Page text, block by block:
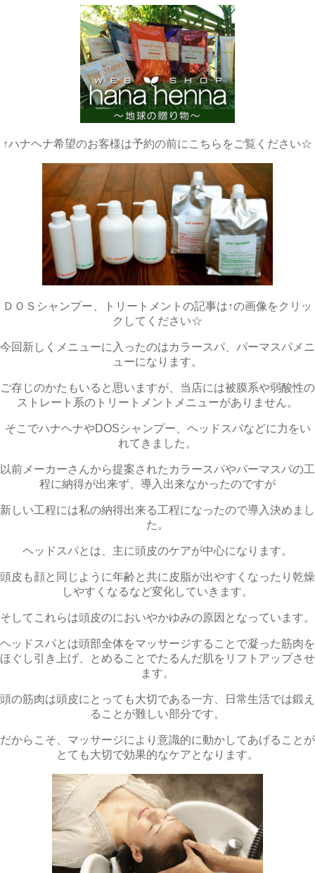
↑ハナヘナ希望のお客様は予約の前にこちらをご覧ください☆
ＤＯＳシャンプー、トリートメントの記事は↑の画像をクリッ
クしてください☆
今回新しくメニューに入ったのはカラースパ、パーマスパメニ
ューになります。
ご存じのかたもいると思いますが、当店には被膜系や弱酸性の
ストレート系のトリートメントメニューがありません。
そこでハナヘナやDOSシャンプー、ヘッドスパなどに力をい
れてきました。
以前メーカーさんから提案されたカラースパやパーマスパの工
程に納得が出来ず、導入出来なかったのですが
新しい工程には私の納得出来る工程になったので導入決めまし
た。
ヘッドスパとは、主に頭皮のケアが中心になります。
頭皮も顔と同じように年齢と共に皮脂が出やすくなったり乾燥
しやすくなるなど変化していきます。
そしてこれらは頭皮のにおいやかゆみの原因となっています。
ヘッドスパとは頭部全体をマッサージすることで凝った筋肉を
ほぐし引き上げ、とめることでたるんだ肌をリフトアップさせ
ます。
頭の筋肉は頭皮にとっても大切である一方、日常生活では鍛え
ることが難しい部分です。
だからこそ、マッサージにより意識的に動かしてあげることが
とても大切で効果的なケアとなります。